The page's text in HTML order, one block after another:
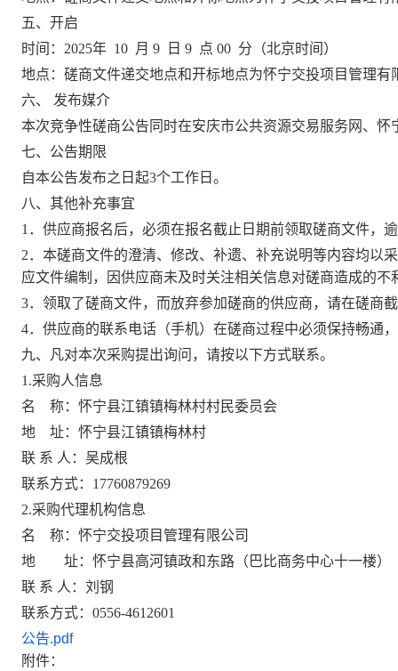
五、开启
时间： 2025年 10 月 9 日 9 点 00 分 （北京时间）
地点： 磋商文件递交地点和开标地点为怀宁交投项目管理有
六、
发布媒介
本次竞争性磋商公告同时在安庆市公共资源交易服务网、 怀
七、公告期限
自本公告发布之日起3个工作日。
八、 其他补充事宜
1． 供应商报名后，必须在报名截止日期前领取磋商文件，
2．本磋商文件的澄清、修改、补遗、补充说明等内容均以
应文件编制，因供应商未及时关注相关信息对磋商造成的不
3．领取了磋商文件，而放弃参加磋商的供应商，请在磋商
4． 供应商的联系电话（手机）在磋商过程中必须保持畅通
九、
凡对本次采购提出询问，请按以下方式联系。
1.采购人信息
名
称： 怀宁县江镇镇梅林村村民委员会
地
址： 怀宁县江镇镇梅林村
联 系 人： 吴成根
联系方式： 17760879269
2.采购代理机构信息
名
称： 怀宁交投项目管理有限公司
地 址：怀宁县高河镇政和东路（巴比商务中心十一楼）
联 系 人： 刘钢
联系方式： 0556-4612601
公告.pdf
附件：